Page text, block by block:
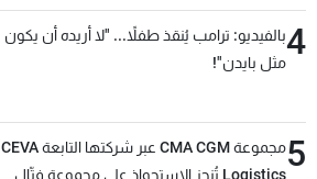
4بالفيديو: ترامب يُنقذ طفلاً... "لا أريده أن يكون
مثل بايدن"!
5
مجموعة CMA CGM عبر شركتها التابعة CEVA
Logistics تُنجز الاستحواذ على مجموعة فتّال